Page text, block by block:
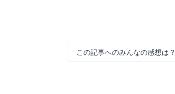
この記事へのみんなの感想は？